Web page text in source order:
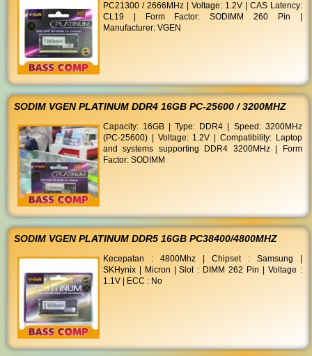
PC21300 / 2666MHz | Voltage: 1.2V | CAS Latency:
CL19 | Form Factor: SODIMM 260 Pin |
Manufacturer: VGEN
SODIM VGEN PLATINUM DDR4 16GB PC-25600 / 3200MHZ
Capacity: 16GB | Type: DDR4 | Speed: 3200MHz
(PC-25600) | Voltage: 1.2V | Compatibility: Laptop
and systems supporting DDR4 3200MHz | Form
Factor: SODIMM
SODIM VGEN PLATINUM DDR5 16GB PC38400/4800MHZ
Kecepatan : 4800Mhz | Chipset : Samsung |
SKHynix | Micron | Slot : DIMM 262 Pin | Voltage :
1.1V | ECC : No